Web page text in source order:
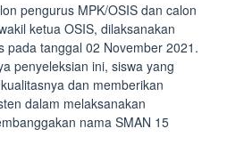
pengurus MPK/OSIS dan calon
ketua OSIS, dilaksanakan
pada tanggal 02 November 2021.
penyeleksian ini, siswa yang
dan memberikan
dalam melaksanakan
nama SMAN 15